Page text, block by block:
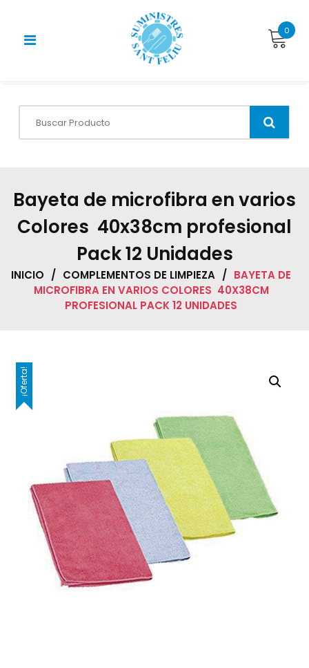
content
0
Bayeta de microfibra en varios
Colores 40x38cm profesional
Pack 12 Unidades
INICIO / COMPLEMENTOS DE LIMPIEZA / BAYETA DE
MICROFIBRA EN VARIOS COLORES 40X38CM
PROFESIONAL PACK 12 UNIDADES
¡Oferta!